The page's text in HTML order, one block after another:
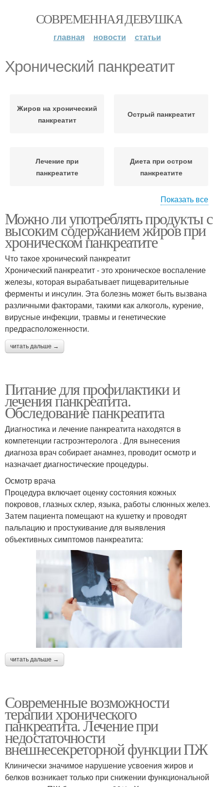
СОВРЕМЕННАЯ ДЕВУШКА
главная новости статьи
Хронический панкреатит
Жиров на хронический
панкреатит
Острый панкреатит
Лечение при
панкреатите
Диета при остром
панкреатите
Меню при панкреатите
панкреатите
Алкогольный
панкреатит
Билиарный панкреатит
Лекарственный
панкреатит
Наследственный
Показать все
Можно ли употреблять продукты с
высоким содержанием жиров при
хроническом панкреатите
Что такое хронический панкреатит
Хронический панкреатит - это хроническое воспаление
железы, которая вырабатывает пищеварительные
ферменты и инсулин. Эта болезнь может быть вызвана
различными факторами, такими как алкоголь, курение,
вирусные инфекции, травмы и генетические
предрасположенности.
читать дальше →
Питание для профилактики и
лечения панкреатита.
Обследование панкреатита
Диагностика и лечение панкреатита находятся в
компетенции гастроэнтеролога . Для вынесения
диагноза врач собирает анамнез, проводит осмотр и
назначает диагностические процедуры.
Осмотр врача
Процедура включает оценку состояния кожных
покровов, глазных склер, языка, работы слюнных желез.
Затем пациента помещают на кушетку и проводят
пальпацию и простукивание для выявления
объективных симптомов панкреатита:
читать дальше →
Современные возможности
терапии хронического
панкреатита. Лечение при
недостаточности
внешнесекреторной функции ПЖ
Клинически значимое нарушение усвоения жиров и
белков возникает только при снижении функциональной